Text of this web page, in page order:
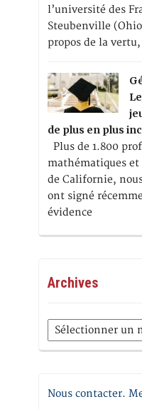
l’université des
Steubenville
propos de la
de plus en plus
Plus de 1.800
mathématiques et
de Californie,
ont signé
évidence
Archives
Archives
Nous contacter.